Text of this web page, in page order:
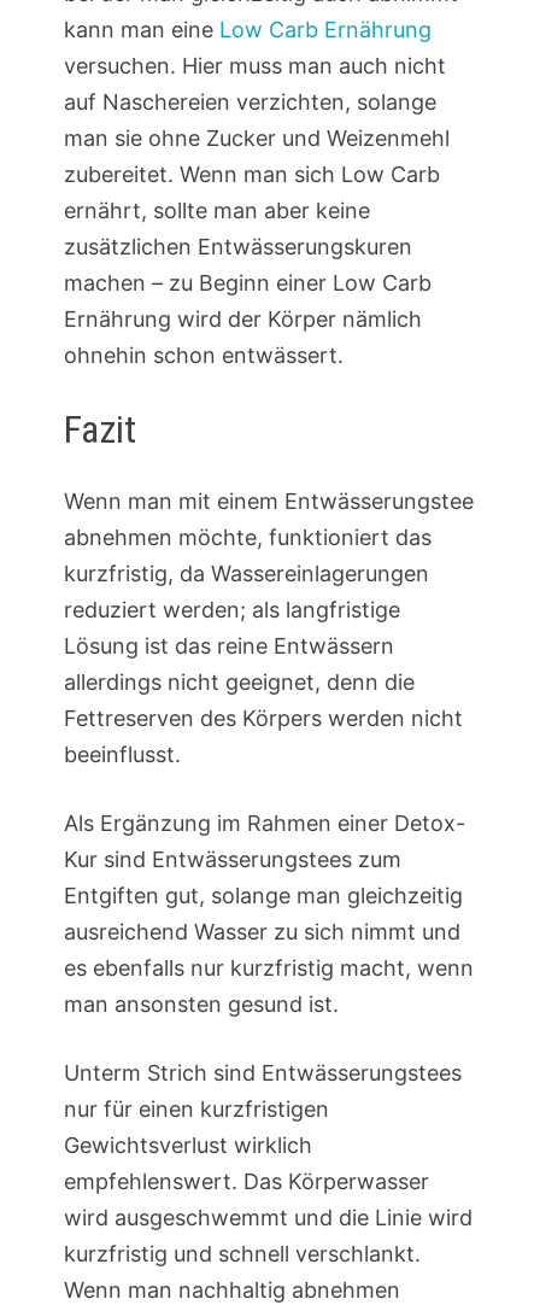
kann man eine Low Carb Ernährung
versuchen. Hier muss man auch nicht
auf Naschereien verzichten, solange
man sie ohne Zucker und Weizenmehl
zubereitet. Wenn man sich Low Carb
ernährt, sollte man aber keine
zusätzlichen Entwässerungskuren
machen – zu Beginn einer Low Carb
Ernährung wird der Körper nämlich
ohnehin schon entwässert.
Fazit
Wenn man mit einem Entwässerungstee
abnehmen möchte, funktioniert das
kurzfristig, da Wassereinlagerungen
reduziert werden; als langfristige
Lösung ist das reine Entwässern
allerdings nicht geeignet, denn die
Fettreserven des Körpers werden nicht
beeinflusst.
Als Ergänzung im Rahmen einer Detox-
Kur sind Entwässerungstees zum
Entgiften gut, solange man gleichzeitig
ausreichend Wasser zu sich nimmt und
es ebenfalls nur kurzfristig macht, wenn
man ansonsten gesund ist.
Unterm Strich sind Entwässerungstees
nur für einen kurzfristigen
Gewichtsverlust wirklich
empfehlenswert. Das Körperwasser
wird ausgeschwemmt und die Linie wird
kurzfristig und schnell verschlankt.
Wenn man nachhaltig abnehmen